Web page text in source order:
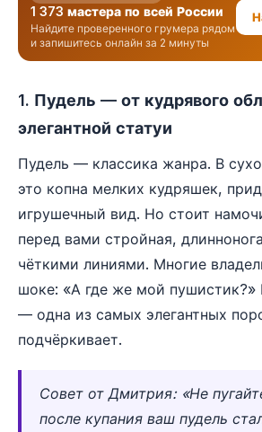
1 373 мастера по всей России
Найдите проверенного грумера рядом
и запишитесь онлайн за 2 минуты
1. Пудель — от кудрявого
элегантной статуи
Пудель — классика жанра. В
это копна мелких кудряшек,
игрушечный вид. Но стоит
перед вами стройная,
чёткими линиями. Многие
шоке: «А где же мой пушистик?»
— одна из самых элегантных
подчёркивает.
Совет от Дмитрия: «Не
после купания ваш пудель